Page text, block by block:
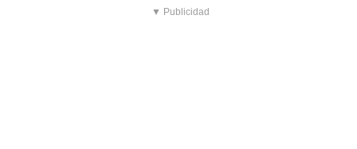
▼ Publicidad